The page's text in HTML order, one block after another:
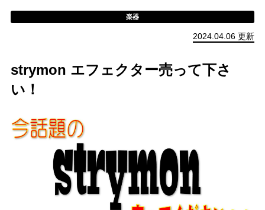
楽器
2024.04.06 更新
strymon エフェクター売って下さ
い！